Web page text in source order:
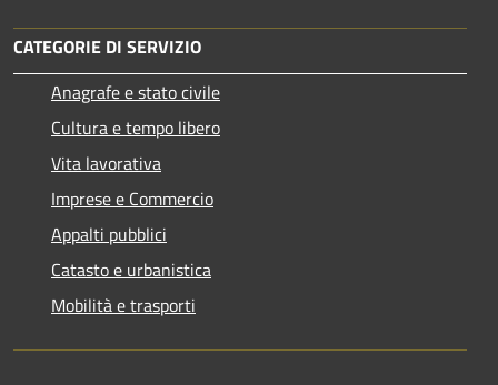
CATEGORIE DI SERVIZIO
Anagrafe e stato civile
Cultura e tempo libero
Vita lavorativa
Imprese e Commercio
Appalti pubblici
Catasto e urbanistica
Mobilità e trasporti